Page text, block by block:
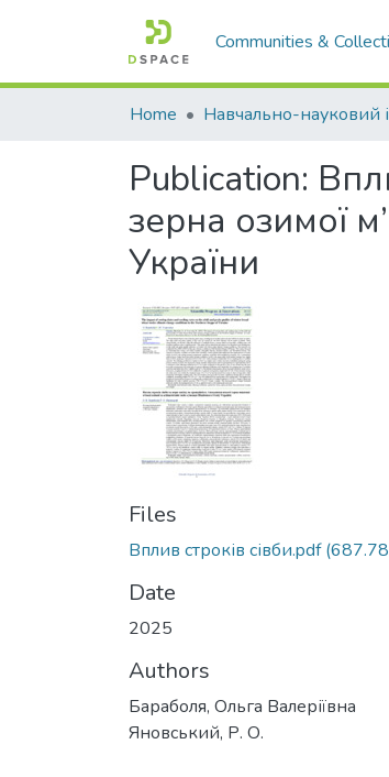
Communities &
Home
Publication:
зерна озимої
України
Files
Вплив строків сівби.pdf(687.78
Date
2025
Authors
Бараболя, Ольга Валеріївна
Яновський, Р. О.